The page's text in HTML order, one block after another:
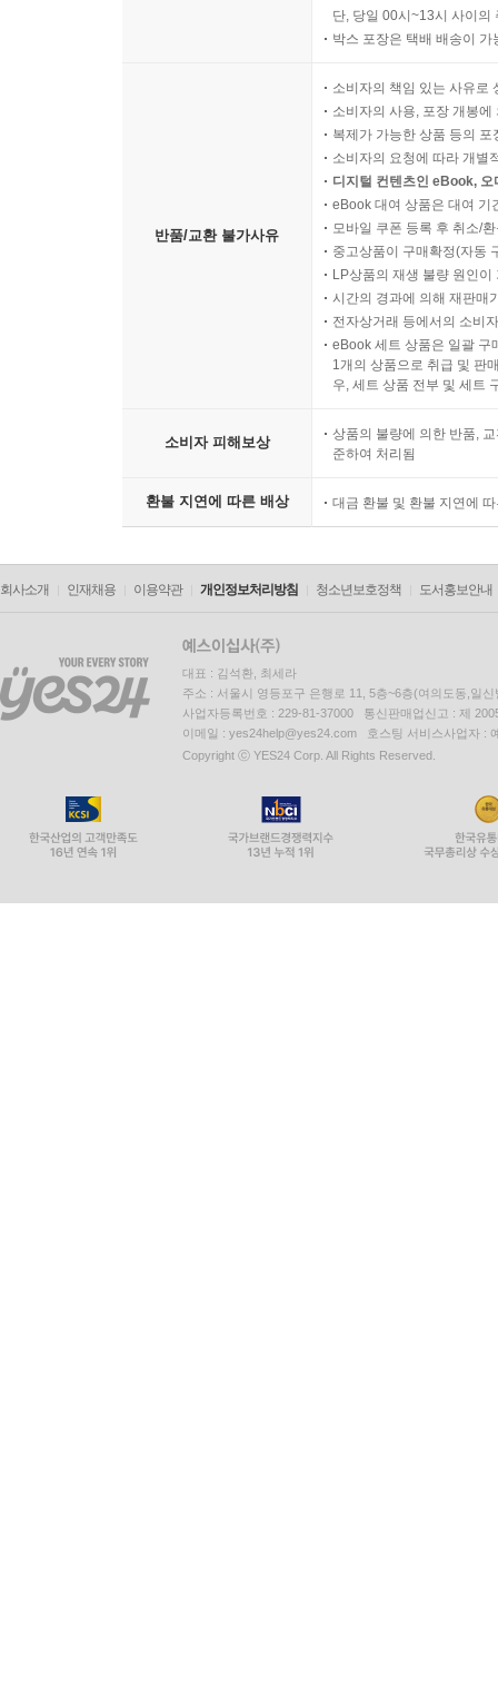
단, 당일 00시~13시 사이의
박스 포장은 택배 배송이
반품/교환 불가사유
소비자의 책임 있는 사유로
소비자의 사용, 포장 개봉
복제가 가능한 상품 등의
소비자의 요청에 따라 개별
디지털 컨텐츠인 eBook,
eBook 대여 상품은 대여 기
모바일 쿠폰 등록 후 취소/
중고상품이 구매확정(자동
LP상품의 재생 불량 원인
시간의 경과에 의해 재판매
전자상거래 등에서의 소비
eBook 세트 상품은 일괄 구
1개의 상품으로 취급 및 판
우, 세트 상품 전부 및 세트
소비자 피해보상
상품의 불량에 의한 반품,
준하여 처리됨
환불 지연에 따른 배상 대금 환불 및 환불 지연에
회사소개 인재채용 이용약관 개인정보처리방침 청소년보호정책 도서홍보안내
대표 : 김석환, 최세라
주소 : 서울시 영등포구 은행로 11, 5층~6층(여의도동,일신
사업자등록번호 : 229-81-37000 통신판매업신고 : 제
이메일 : yes24help@yes24.com 호스팅 서비스사업자 :
Copyright ⓒ YES24 Corp. All Rights Reserved.